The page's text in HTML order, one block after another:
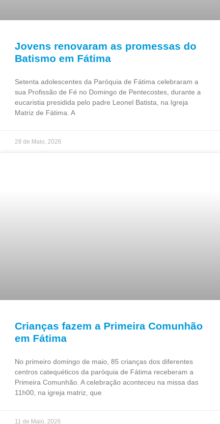
Jovens renovaram as promessas do
Batismo em Fátima
Setenta adolescentes da Paróquia de Fátima celebraram a
sua Profissão de Fé no Domingo de Pentecostes, durante a
eucaristia presidida pelo padre Leonel Batista, na Igreja
Matriz de Fátima. A
28 de Maio, 2026
Crianças fazem a Primeira Comunhão
em Fátima
No primeiro domingo de maio, 85 crianças dos diferentes
centros catequéticos da paróquia de Fátima receberam a
Primeira Comunhão. A celebração aconteceu na missa das
11h00, na igreja matriz, que
11 de Maio, 2026